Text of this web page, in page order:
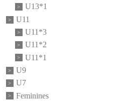
U13*1
U11
U11*3
U11*2
U11*1
U9
U7
Feminines